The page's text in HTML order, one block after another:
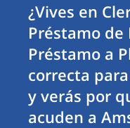
¿Vives en
Préstamo de
Préstamo a
correcta
y verás por
acuden a